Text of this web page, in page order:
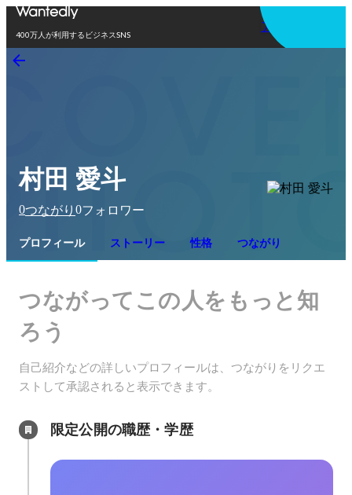
400万人が利用するビジネスSNS
アプリを使う
村田 愛斗
0つながり 0フォロワー
プロフィール ストーリー 性格 つながり
つながってこの人をもっと知
ろう
自己紹介などの詳しいプロフィールは、つながりをリクエ
ストして承認されると表示できます。
限定公開の職歴・学歴